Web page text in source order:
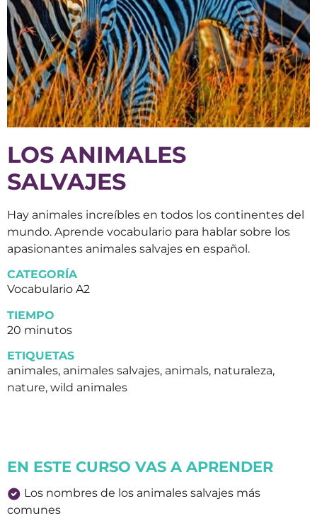
LOS ANIMALES
SALVAJES
Hay animales increíbles en todos los continentes del
mundo. Aprende vocabulario para hablar sobre los
apasionantes animales salvajes en español.
CATEGORÍA
Vocabulario A2
TIEMPO
20 minutos
ETIQUETAS
animales, animales salvajes, animals, naturaleza,
nature, wild animales
EN ESTE CURSO VAS A APRENDER
Los nombres de los animales salvajes más
comunes